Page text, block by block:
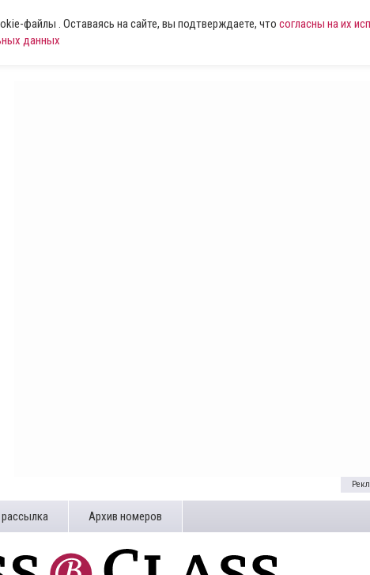
файлы . Оставаясь на сайте, вы подтверждаете, что согласны на их
данных
Архив номеров